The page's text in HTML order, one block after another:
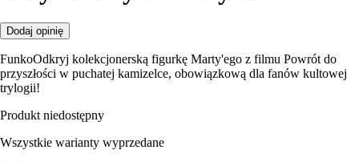
Dodaj opinię
FunkoOdkryj kolekcjonerską figurkę Marty'ego z filmu Powrót do
przyszłości w puchatej kamizelce, obowiązkową dla fanów kultowej
trylogii!
Produkt niedostępny
Wszystkie warianty wyprzedane